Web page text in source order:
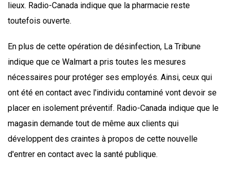
lieux. Radio-Canada indique que la pharmacie reste
toutefois ouverte.
En plus de cette opération de désinfection, La Tribune
indique que ce Walmart a pris toutes les mesures
nécessaires pour protéger ses employés. Ainsi, ceux qui
ont été en contact avec l'individu contaminé vont devoir se
placer en isolement préventif. Radio-Canada indique que le
magasin demande tout de même aux clients qui
développent des craintes à propos de cette nouvelle
d'entrer en contact avec la santé publique.